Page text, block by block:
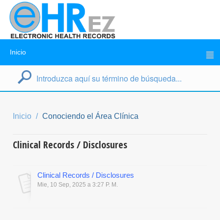
Inicio
Inicio Conociendo el Área Clínica
Clinical Records / Disclosures
Clinical Records / Disclosures
Mie, 10 Sep, 2025 a 3:27 P. M.